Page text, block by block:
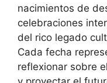
nacimientos de
celebraciones
del rico legado
Cada fecha
reflexionar sobre